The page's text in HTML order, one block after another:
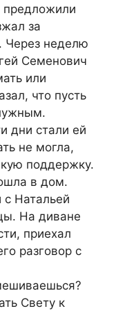
предложили
за
Через неделю
Семенович
или
что пусть
дни стали ей
не могла,
поддержку.
в дом.
Натальей
На диване
приехал
разговор с
Свету к